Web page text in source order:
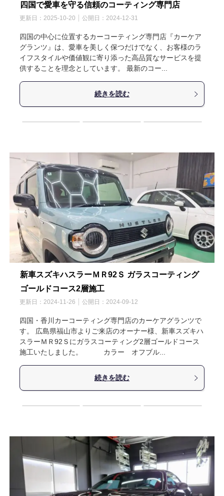
四国で愛車を守る信頼のコーティング専門店
更新日： 2025-10-20 公開日： 2024-12-31
四国の中心に位置するカーコーティング専門店『カーケア
グランツ』は、愛車を美しく保つだけでなく、お客様のラ
イフスタイルや価値観に寄り添った高品質なサービスを提
供することを理念としています。 最新のコー...
続きを読む
新車スズキハスラーＭＲ92Ｓ ガラスコーティング
ゴールドコース2層施工
更新日： 2024-11-26 公開日： 2024-09-12
四国・香川カーコーティング専門店のカーケアグランツで
す。 広島県福山市よりご来店のオーナー様、新車スズキハ
スラーＭＲ92Ｓにガラスコーティング2層ゴールドコース
施工いたしました。 カラー オフブル...
続きを読む